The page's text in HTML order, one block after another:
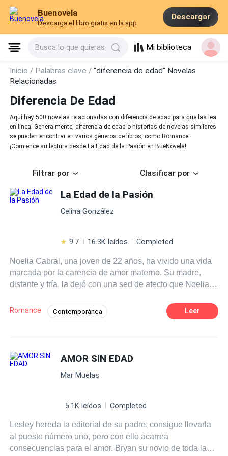
Buenovela
Descarga el libro gratis en la app
Descargar
Busca lo que quieras Mi biblioteca
Inicio / Palabras clave /"diferencia de edad" Novelas
Relacionadas
Diferencia De Edad
Aquí hay 500 novelas relacionadas con diferencia de edad para que las lea
en línea. Generalmente, diferencia de edad o historias de novelas similares
se pueden encontrar en varios géneros de libros, como Romance.
¡Comience su lectura desde La Edad de la Pasión en BueNovela!
Filtrar por Clasificar por
La Edad de la Pasión
Celina González
9.7 16.3K leídos Completed
Noelia Cabral, una joven de 22 años, ha vivido una vida
marcada por la carencia de amor materno. Su madre,
distante y fría, la dejó con una sed de afecto que Noelia
hombre que aunque se portó de maravilla con ella, se
sentía dependiente de él. Un día, se da cuenta de que
es inmensa, y se da cuenta de que ha estado viviendo la
vida de alguien más. Con renovada confianza, Noelia. El
sueño de Noelia siempre ha sido ser la asistente
un suceso logró que ella tuviese una oportunidad. Su
empresaria, y pronto se encuentra en el escenario que le
gusta, viviendo su pasión. Es allí donde conoce a Leonel,
un exitoso empresario y modelo de 40 años, que se
Romance Contemporánea
Desafío a las Expectativas Pasión
Leer
AMOR SIN EDAD
Mar Muelas
5.1K leídos Completed
Lesley hereda la editorial de su padre, consigue llevarla
al puesto número uno, pero con ello acarrea
consecuencias para el amor. Bryan su novio de toda la